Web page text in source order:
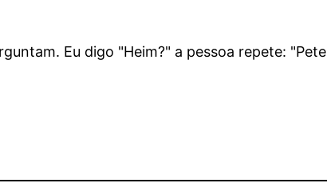
Eu digo "Heim?" a pessoa repete: